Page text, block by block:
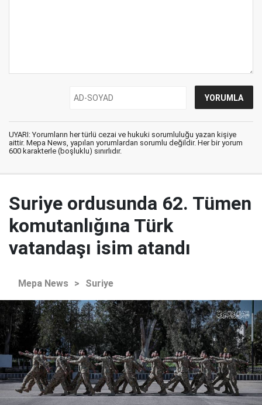
UYARI: Yorumların her türlü cezai ve hukuki sorumluluğu yazan kişiye
aittir. Mepa News, yapılan yorumlardan sorumlu değildir. Her bir yorum
600 karakterle (boşluklu) sınırlıdır.
Suriye ordusunda 62. Tümen
komutanlığına Türk
vatandaşı isim atandı
Mepa News > Suriye